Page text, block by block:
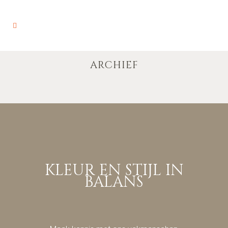
ARCHIEF
KLEUR EN STIJL IN
BALANS